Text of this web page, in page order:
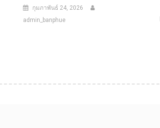
กุมภาพันธ์ 24, 2026
admin_banphue